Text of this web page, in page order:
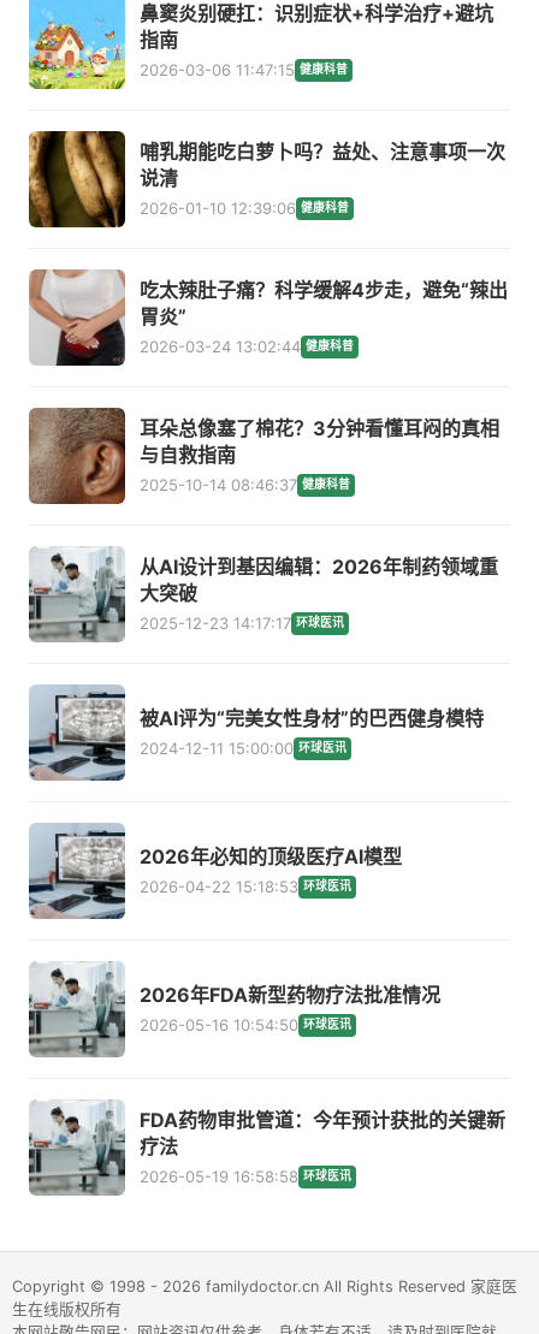
鼻窦炎别硬扛：识别症状+科学治疗+避坑
指南
2026-03-06 11:47:15 健康科普
哺乳期能吃白萝卜吗？益处、注意事项一次
说清
2026-01-10 12:39:06 健康科普
吃太辣肚子痛？科学缓解4步走，避免“辣出
胃炎”
2026-03-24 13:02:44 健康科普
耳朵总像塞了棉花？3分钟看懂耳闷的真相
与自救指南
2025-10-14 08:46:37 健康科普
从AI设计到基因编辑：2026年制药领域重
大突破
2025-12-23 14:17:17 环球医讯
被AI评为“完美女性身材”的巴西健身模特
2024-12-11 15:00:00 环球医讯
2026年必知的顶级医疗AI模型
2026-04-22 15:18:53 环球医讯
2026年FDA新型药物疗法批准情况
2026-05-16 10:54:50 环球医讯
FDA药物审批管道：今年预计获批的关键新
疗法
2026-05-19 16:58:58 环球医讯
Copyright © 1998 - 2026 familydoctor.cn All Rights Reserved 家庭医
生在线版权所有